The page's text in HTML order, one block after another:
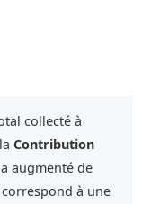
collecté à
Contribution
a augmenté de
correspond à une